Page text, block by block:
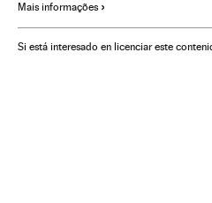
América Latina
Mais informações
Si está interesado en licenciar este